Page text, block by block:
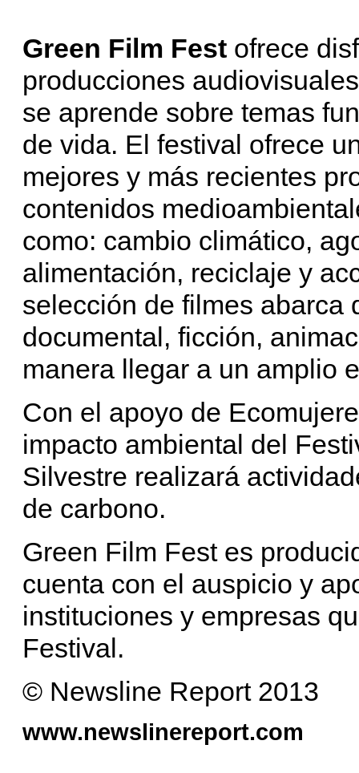
Green Film Fest ofrece
producciones
se aprende sobre temas
de vida. El festival ofrece
mejores y más recientes
contenidos
como: cambio climático,
alimentación, reciclaje y
selección de filmes abarca
documental, ficción,
manera llegar a un amplio
Con el apoyo de
impacto ambiental del
Silvestre realizará
de carbono.
Green Film Fest es
cuenta con el auspicio y
instituciones y empresas
Festival.
© Newsline Report 2013
www.newslinereport.com